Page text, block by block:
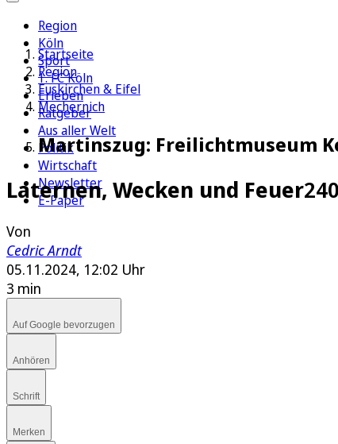
Region
Köln
Sport
1. FC Köln
Erleben
Ratgeber
Aus aller Welt
Politik
Wirtschaft
Newsletter
E-Paper
Startseite
Region
Euskirchen & Eifel
Mechernich
Martinszug: Freilichtmuseum
Laternen, Wecken und Feuer
Von
Cedric Arndt
05.11.2024, 12:02 Uhr
3 min
Auf Google bevorzugen
Anhören
Schrift
Merken